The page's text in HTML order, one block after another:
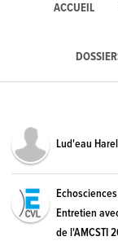
ACCUEIL
Lud'eau Harel
Entretien
de l'AMCSTI